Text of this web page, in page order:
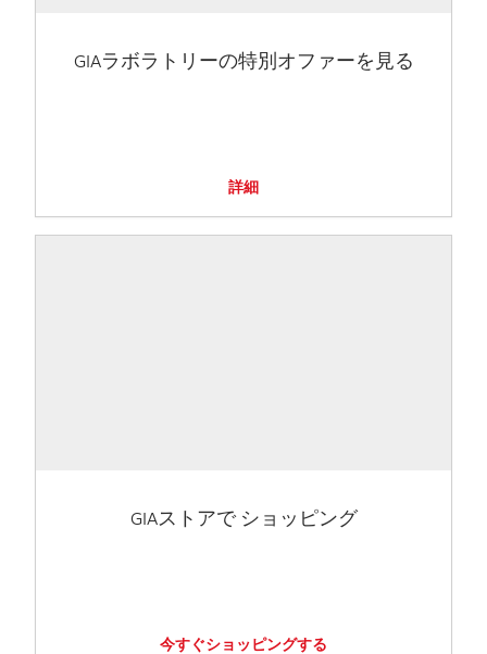
GIAラボラトリーの特別オファーを見る
詳細
GIAストアで ショッピング
今すぐショッピングする